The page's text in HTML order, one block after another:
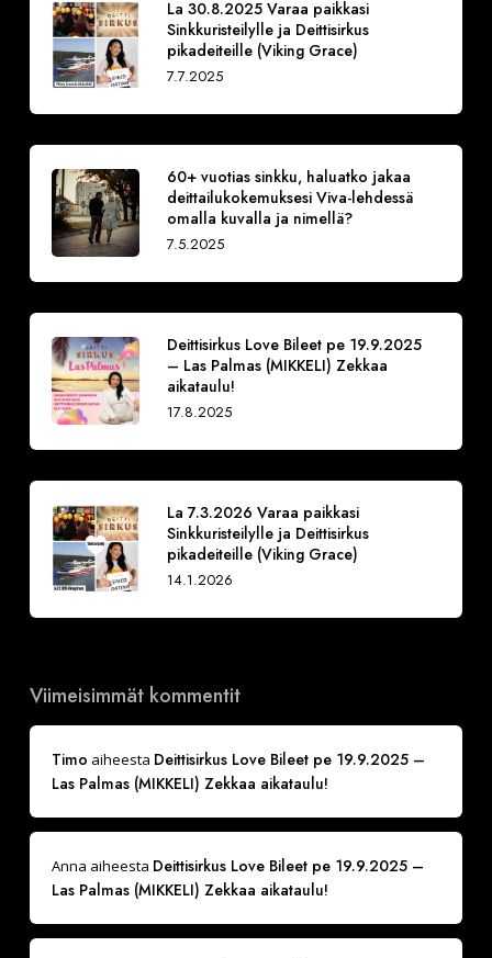
La 30.8.2025 Varaa paikkasi
Sinkkuristeilylle ja Deittisirkus
pikadeiteille (Viking Grace)
7.7.2025
60+ vuotias sinkku, haluatko jakaa
deittailukokemuksesi Viva-lehdessä
omalla kuvalla ja nimellä?
7.5.2025
Deittisirkus Love Bileet pe 19.9.2025
– Las Palmas (MIKKELI) Zekkaa
aikataulu!
17.8.2025
La 7.3.2026 Varaa paikkasi
Sinkkuristeilylle ja Deittisirkus
pikadeiteille (Viking Grace)
14.1.2026
Viimeisimmät kommentit
Timo aiheesta Deittisirkus Love Bileet pe 19.9.2025 –
Las Palmas (MIKKELI) Zekkaa aikataulu!
Anna aiheesta Deittisirkus Love Bileet pe 19.9.2025 –
Las Palmas (MIKKELI) Zekkaa aikataulu!